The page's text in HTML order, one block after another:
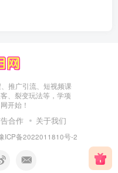
推广引流、短视频课
、裂变玩法等，学项
开始！
合作 关于我们
ICP备2022011810号-2